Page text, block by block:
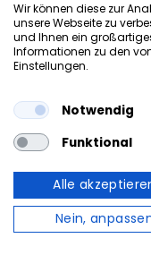
Urheberrechte © 2026
Geissini
Wir können diese zur
unsere Webseite zu
und Ihnen ein
Informationen zu den
Einstellungen.
Notwendig
Funktional
Alle
Nein,